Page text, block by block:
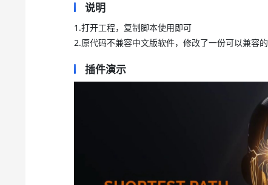
说明
1.打开工程，复制脚本使用即可
2.原代码不兼容中文版软件，修改了一份可以兼容的
插件演示